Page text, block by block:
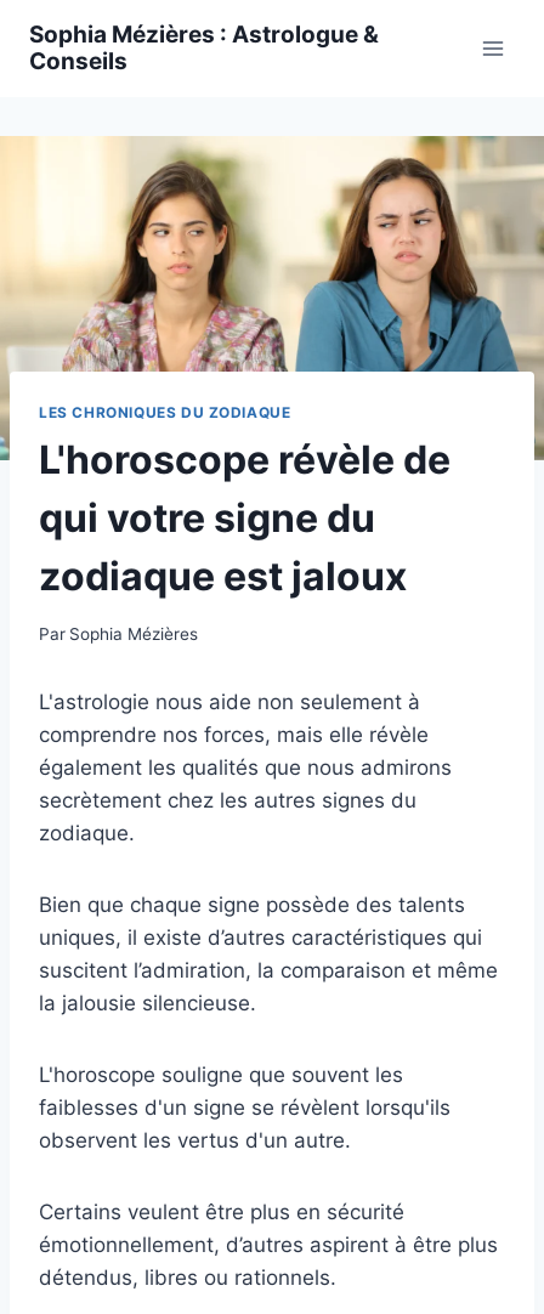
Sophia Mézières : Astrologue &
Conseils
LES CHRONIQUES DU ZODIAQUE
L'horoscope révèle de
qui votre signe du
zodiaque est jaloux
Par Sophia Mézières
L'astrologie nous aide non seulement à
comprendre nos forces, mais elle révèle
également les qualités que nous admirons
secrètement chez les autres signes du
zodiaque.
Bien que chaque signe possède des talents
uniques, il existe d’autres caractéristiques qui
suscitent l’admiration, la comparaison et même
la jalousie silencieuse.
L'horoscope souligne que souvent les
faiblesses d'un signe se révèlent lorsqu'ils
observent les vertus d'un autre.
Certains veulent être plus en sécurité
émotionnellement, d’autres aspirent à être plus
détendus, libres ou rationnels.